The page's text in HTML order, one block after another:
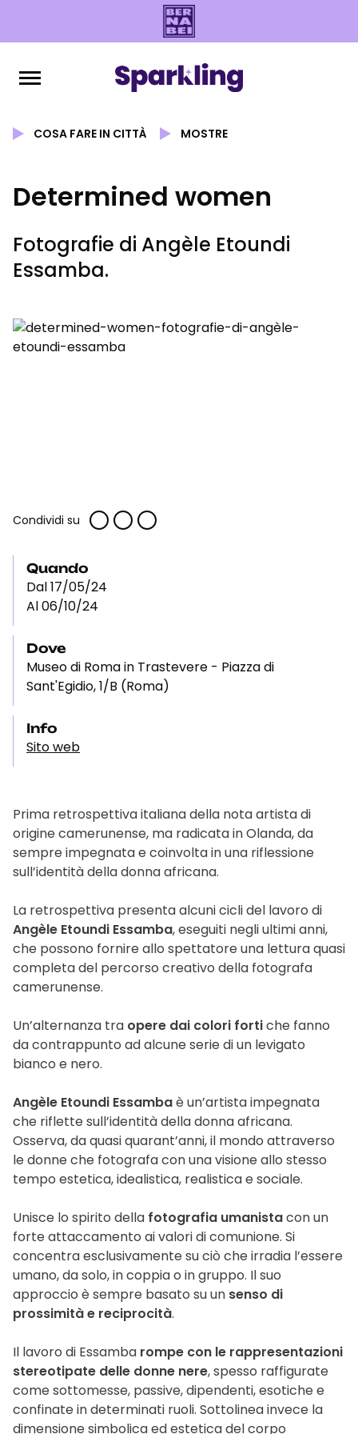
COSA FARE IN CITTÀ MOSTRE
Determined women
Fotografie di Angèle Etoundi
Essamba.
Condividi su
Quando
Dal 17/05/24
Al 06/10/24
Dove
Museo di Roma in Trastevere - Piazza di
Sant'Egidio, 1/B (Roma)
Info
Sito web
Prima retrospettiva italiana della nota artista di
origine camerunense, ma radicata in Olanda, da
sempre impegnata e coinvolta in una riflessione
sull’identità della donna africana.
La retrospettiva presenta alcuni cicli del lavoro di
Angèle Etoundi Essamba, eseguiti negli ultimi anni,
che possono fornire allo spettatore una lettura quasi
completa del percorso creativo della fotografa
camerunense.
Un’alternanza tra opere dai colori fortiche fanno
da contrappunto ad alcune serie di un levigato
bianco e nero.
Angèle Etoundi Essambaè un’artista impegnata
che riflette sull’identità della donna africana.
Osserva, da quasi quarant’anni, il mondo attraverso
le donne che fotografa con una visione allo stesso
tempo estetica, idealistica, realistica e sociale.
Unisce lo spirito della fotografia umanistacon un
forte attaccamento ai valori di comunione. Si
concentra esclusivamente su ciò che irradia l’essere
umano, da solo, in coppia o in gruppo. Il suo
approccio è sempre basato su un senso di
prossimità e reciprocità.
Il lavoro di Essamba rompe con le rappresentazioni
stereotipate delle donne nere, spesso raffigurate
come sottomesse, passive, dipendenti, esotiche e
confinate in determinati ruoli. Sottolinea invece la
dimensione simbolica ed estetica del corpo